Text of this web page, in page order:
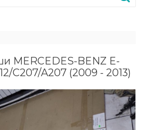
MERCEDES-BENZ E-
C207/A207 (2009 - 2013)